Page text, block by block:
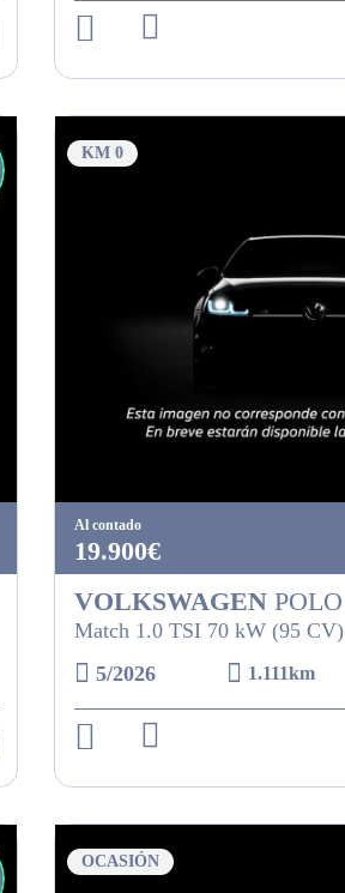
KM 0
Al contado
19.900€
VOLKSWAGENPOLO
Match 1.0 TSI 70 kW (95 CV)
5/2026
1.111km
OCASIÓN